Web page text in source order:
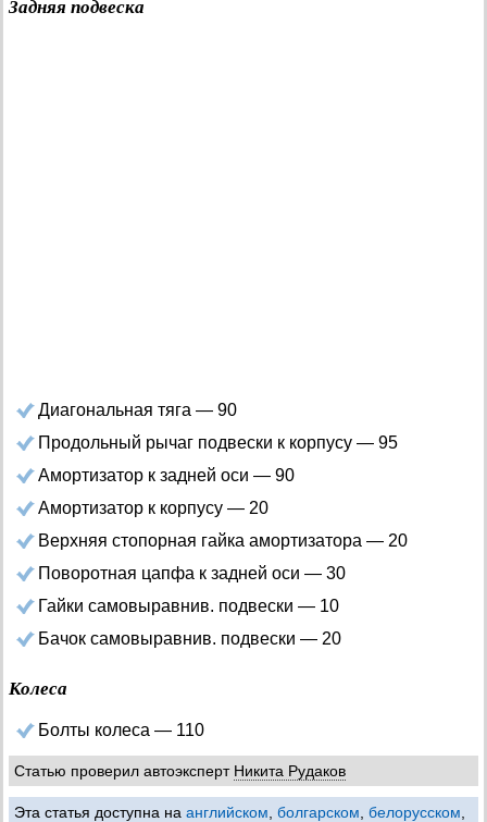
Задняя подвеска
Диагональная тяга — 90
Продольный рычаг подвески к корпусу — 95
Амортизатор к задней оси — 90
Амортизатор к корпусу — 20
Верхняя стопорная гайка амортизатора — 20
Поворотная цапфа к задней оси — 30
Гайки самовыравнив. подвески — 10
Бачок самовыравнив. подвески — 20
Колеса
Болты колеса — 110
Статью проверил автоэксперт Никита Рудаков
Эта статья доступна на английском болгарском белорусском